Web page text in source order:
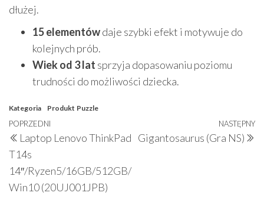
dłużej.
15 elementówdaje szybki efekt i motywuje do
kolejnych prób.
Wiek od 3 lat sprzyja dopasowaniu poziomu
trudności do możliwości dziecka.
Kategoria Produkt Puzzle
Nawigacja
wpisu
Poprzedni
wpis
POPRZEDNI
Laptop Lenovo ThinkPad
T14s
14″/Ryzen5/16GB/512GB/
Win10 (20UJ001JPB)
NASTĘPNY
Gigantosaurus (Gra NS)